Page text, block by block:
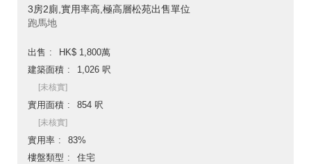
3房2廁,實用率高,極高層松苑出售單位
跑馬地
出售
HK$ 1,800萬
建築面積
1,026 呎
[未核實]
實用面積 854 呎
[未核實]
實用率
83%
樓盤類型
住宅